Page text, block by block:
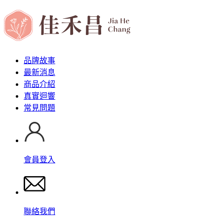
品牌故事
最新消息
商品介紹
真實迴響
常見問題
會員登入
聯絡我們